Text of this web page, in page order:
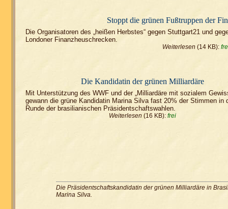
Stoppt die grünen Fußtruppen der
Die Organisatoren des „heißen Herbstes“ gegen Stuttgart21 und
Londoner Finanzheuschrecken.
Weiterlesen (14 KB):
Die Kandidatin der grünen Milliardäre
Mit Unterstützung des WWF und der „Milliardäre mit sozialem
gewann die grüne Kandidatin Marina Silva fast 20% der Stimmen in
Runde der brasilianischen Präsidentschaftswahlen.
Weiterlesen (16 KB): frei
Die Präsidentschaftskandidatin der grünen Milliardäre in
Marina Silva.